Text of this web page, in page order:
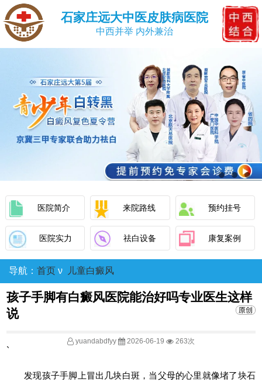
石家庄远大中医皮肤病医院
中西并举 内外兼治
医院简介 来院路线 预约挂号
医院实力 祛白设备 康复案例
导航： 首页 ν 儿童白癜风
孩子手脚有白癜风医院能治好吗专业医生这样
说
yuandabdfyy 2026-06-19 263次
`
发现孩子手脚上冒出几块白斑，当父母的心里就像堵了块石